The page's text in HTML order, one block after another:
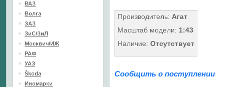
Производитель: Агат
Масштаб модели: 1:43
Наличие: Отсутствует
Сообщить о поступлении
ВАЗ
Волга
ЗАЗ
ЗиС/ЗиЛ
Москвич/ИЖ
РАФ
УАЗ
Škoda
Иномарки